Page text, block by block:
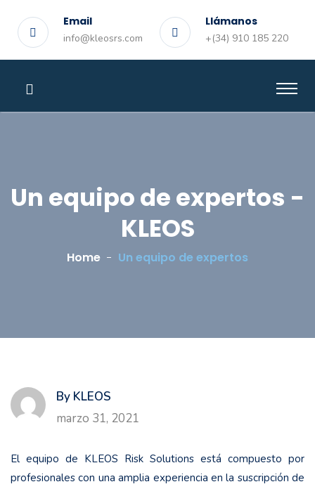
Email
info@kleosrs.com
Llámanos
+(34) 910 185 220
Un equipo de expertos -
KLEOS
Home Un equipo de expertos
By KLEOS
marzo 31, 2021
El equipo de KLEOS Risk Solutions está compuesto por
profesionales con una amplia experiencia en la suscripción de